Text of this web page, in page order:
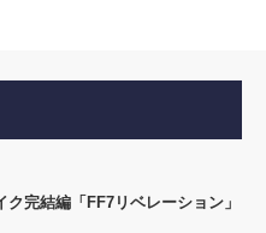
ク完結編「FF7リベレーション」